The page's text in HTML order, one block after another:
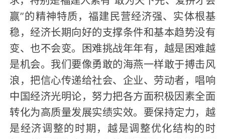
赢”的精神特质，福建民营经济强、实体根基
稳，经济长期向好的支撑条件和基本趋势没有
变、也不会变。困难挑战年年有，越是困难越
是机会。我们要像勇敢的海燕一样敢于搏击风
浪，把信心传递给社会、企业、劳动者，唱响
中国经济光明论，努力把各方面积极因素全面
转化为高质量发展实绩实效。要保持定力，越
是经济调整的时期，越是调整优化结构的时